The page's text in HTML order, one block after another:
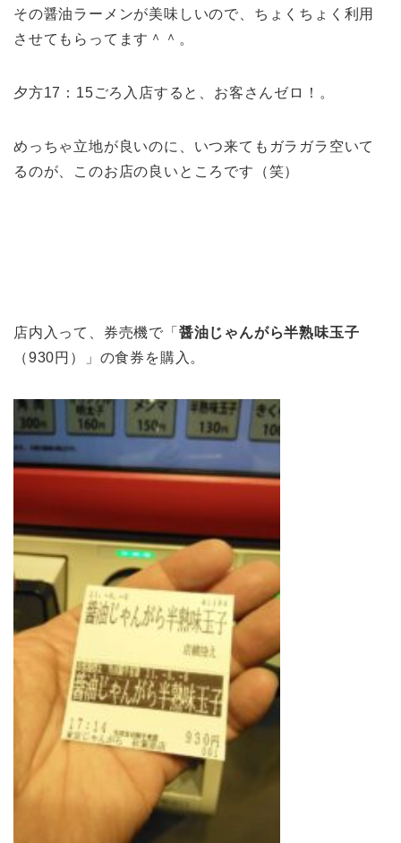
その醤油ラーメンが美味しいので、ちょくちょく利用
させてもらってます＾＾。
夕方17：15ごろ入店すると、お客さんゼロ！。
めっちゃ立地が良いのに、いつ来てもガラガラ空いて
るのが、このお店の良いところです（笑）
店内入って、券売機で「 醤油じゃんがら半熟味玉子
（930円）」の食券を購入。